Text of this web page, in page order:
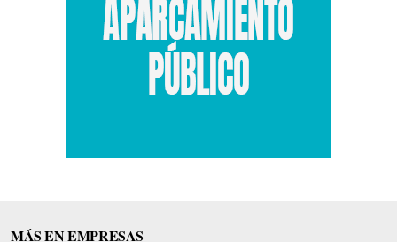
MÁS EN EMPRESAS